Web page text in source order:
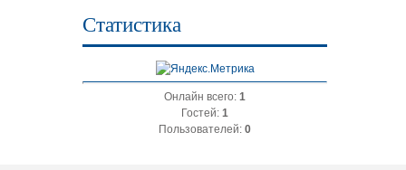
Статистика
Онлайн всего: 1
Гостей: 1
Пользователей: 0